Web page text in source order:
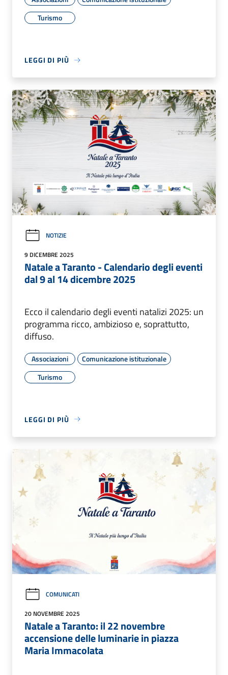
Turismo
LEGGI DI PIÙ
NOTIZIE
9 DICEMBRE 2025
Natale a Taranto - Calendario degli eventi
dal 9 al 14 dicembre 2025
Ecco il calendario degli eventi natalizi 2025: un
programma ricco, ambizioso e, soprattutto,
diffuso.
Associazioni
Comunicazione istituzionale
Turismo
LEGGI DI PIÙ
COMUNICATI
20 NOVEMBRE 2025
Natale a Taranto: il 22 novembre
accensione delle luminarie in piazza
Maria Immacolata